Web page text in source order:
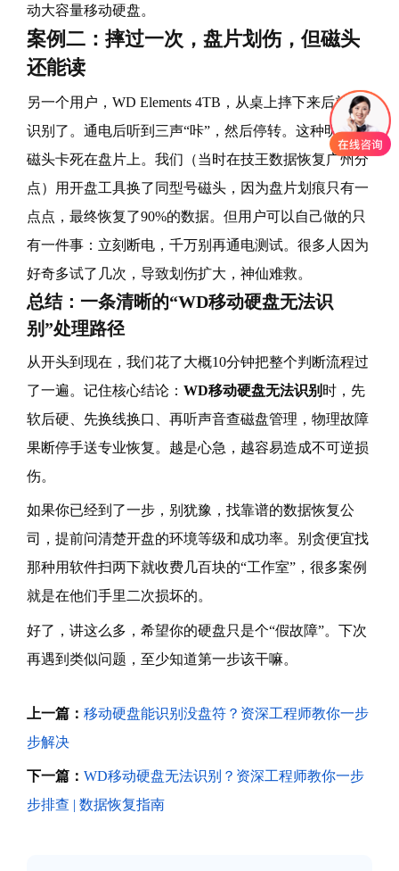
动大容量移动硬盘。
案例二：摔过一次，盘片划伤，但磁头
还能读
另一个用户，WD Elements 4TB，从桌上摔下来后就不
识别了。通电后听到三声“咔”，然后停转。这种明显是
磁头卡死在盘片上。我们（当时在技王数据恢复广州分
点）用开盘工具换了同型号磁头，因为盘片划痕只有一
点点，最终恢复了90%的数据。但用户可以自己做的只
有一件事：立刻断电，千万别再通电测试。很多人因为
好奇多试了几次，导致划伤扩大，神仙难救。
总结：一条清晰的“WD移动硬盘无法识
别”处理路径
从开头到现在，我们花了大概10分钟把整个判断流程过
了一遍。记住核心结论： WD移动硬盘无法识别 时，先
软后硬、先换线换口、再听声音查磁盘管理，物理故障
果断停手送专业恢复。越是心急，越容易造成不可逆损
伤。
如果你已经到了一步，别犹豫，找靠谱的数据恢复公
司，提前问清楚开盘的环境等级和成功率。别贪便宜找
那种用软件扫两下就收费几百块的“工作室”，很多案例
就是在他们手里二次损坏的。
好了，讲这么多，希望你的硬盘只是个“假故障”。下次
再遇到类似问题，至少知道第一步该干嘛。
上一篇： 移动硬盘能识别没盘符？资深工程师教你一步
步解决
下一篇： WD移动硬盘无法识别？资深工程师教你一步
步排查 | 数据恢复指南